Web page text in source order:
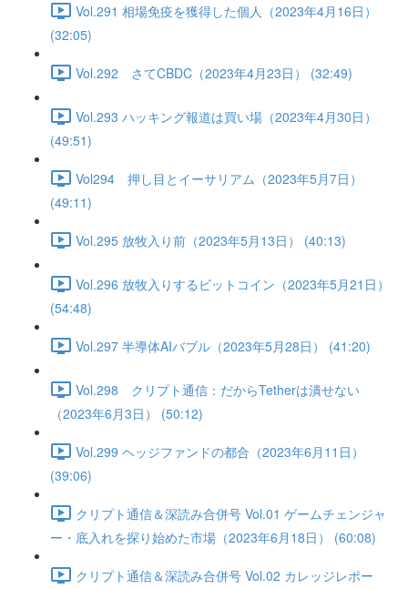
Vol.291 相場免疫を獲得した個人（2023年4月16日）
(32:05)
Vol.292 さてCBDC（2023年4月23日） (32:49)
Vol.293 ハッキング報道は買い場（2023年4月30日）
(49:51)
Vol294 押し目とイーサリアム（2023年5月7日）
(49:11)
Vol.295 放牧入り前（2023年5月13日） (40:13)
Vol.296 放牧入りするビットコイン（2023年5月21日）
(54:48)
Vol.297 半導体AIバブル（2023年5月28日） (41:20)
Vol.298 クリプト通信：だからTetherは潰せない
（2023年6月3日） (50:12)
Vol.299 ヘッジファンドの都合（2023年6月11日）
(39:06)
クリプト通信＆深読み合併号 Vol.01 ゲームチェンジャ
ー・底入れを探り始めた市場（2023年6月18日） (60:08)
クリプト通信＆深読み合併号 Vol.02 カレッジレポー